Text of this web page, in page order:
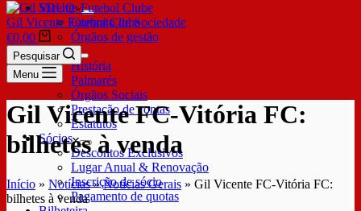
SDUQ
Contrato de Sociedade
Órgãos de gestão
Clube
História
Palmarés
Órgãos Sociais
Prestação de contas
Estatutos
Sócios
Descontos Exclusivos
Lugar Anual & Renovação
Inscrição de sócio
Pagamento de quotas
Gil Vicente Futebol Clube
€0,00
Pesquisar
Menu
Gil Vicente FC-Vitória FC:
bilhetes à venda
Início » Notícias»Notícias Gerais » Gil Vicente FC-Vitória FC:
bilhetes à venda